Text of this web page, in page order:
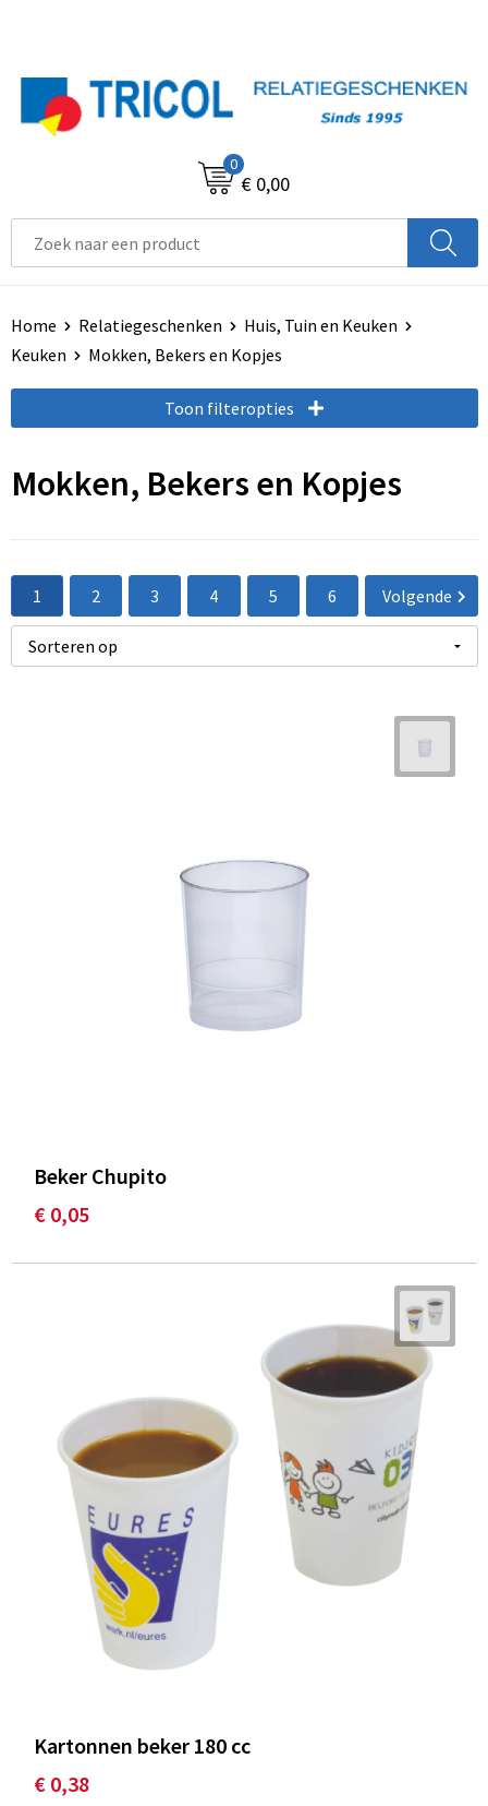
0
€ 0,00
Home Relatiegeschenken
Huis, Tuin en Keuken
Keuken
Mokken, Bekers en Kopjes
Toon filteropties
Mokken, Bekers en Kopjes
1 2 3 4 5 6 Volgende
Beker Chupito
€ 0,05
Kartonnen beker 180 cc
€ 0,38